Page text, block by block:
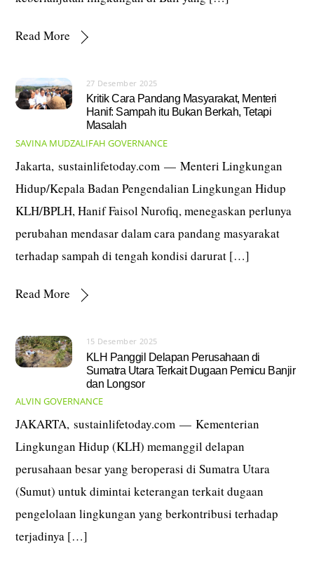
Read More
27 Desember 2025
Kritik Cara Pandang Masyarakat, Menteri
Hanif: Sampah itu Bukan Berkah, Tetapi
Masalah
SAVINA MUDZALIFAH GOVERNANCE
Jakarta, sustainlifetoday.com — Menteri Lingkungan
Hidup/Kepala Badan Pengendalian Lingkungan Hidup
KLH/BPLH, Hanif Faisol Nurofiq, menegaskan perlunya
perubahan mendasar dalam cara pandang masyarakat
terhadap sampah di tengah kondisi darurat […]
Read More
15 Desember 2025
KLH Panggil Delapan Perusahaan di
Sumatra Utara Terkait Dugaan Pemicu Banjir
dan Longsor
ALVIN GOVERNANCE
JAKARTA, sustainlifetoday.com — Kementerian
Lingkungan Hidup (KLH) memanggil delapan
perusahaan besar yang beroperasi di Sumatra Utara
(Sumut) untuk dimintai keterangan terkait dugaan
pengelolaan lingkungan yang berkontribusi terhadap
terjadinya […]